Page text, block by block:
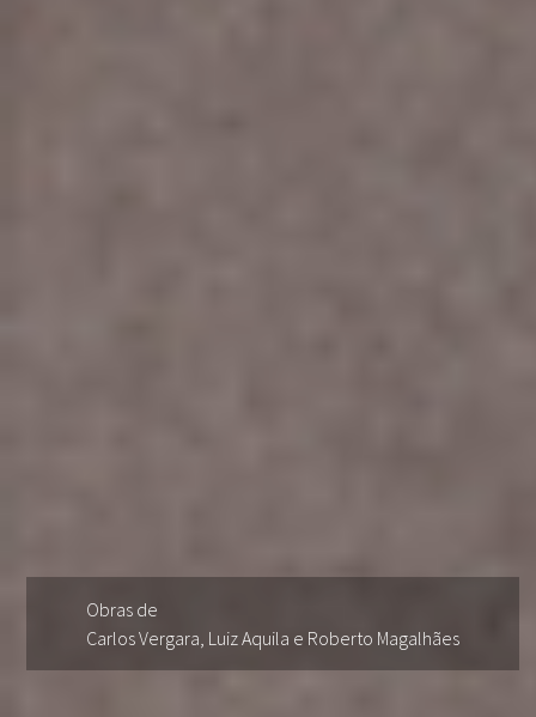
Obras de
Carlos Vergara, Luiz Aquila e Roberto Magalhães